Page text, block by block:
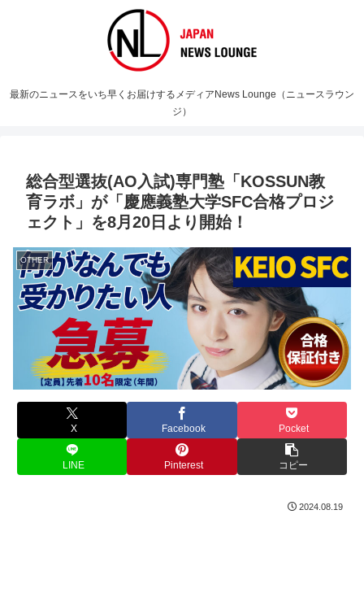
最新のニュースをいち早くお届けするメディアNews Lounge（ニュースラウン
ジ）
総合型選抜(AO入試)専門塾「KOSSUN教
育ラボ」が「慶應義塾大学SFC合格プロジ
ェクト」を8月20日より開始！
OTHER
X Facebook Pocket
LINE Pinterest コピー
2024.08.19